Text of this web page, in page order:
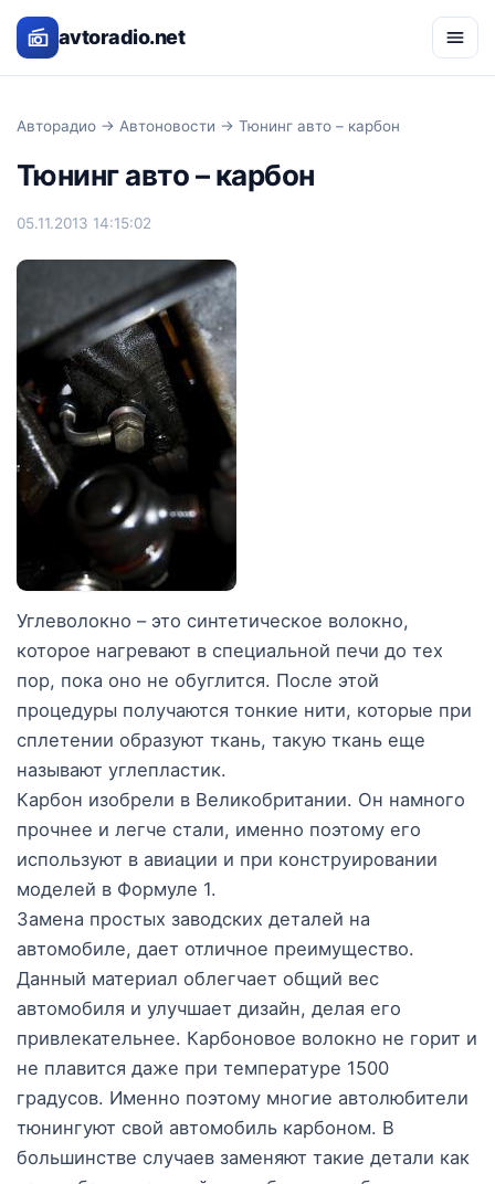
avtoradio.net
Авторадио → Автоновости → Тюнинг авто – карбон
Тюнинг авто – карбон
05.11.2013 14:15:02
Углеволокно – это синтетическое волокно,
которое нагревают в специальной печи до тех
пор, пока оно не обуглится. После этой
процедуры получаются тонкие нити, которые при
сплетении образуют ткань, такую ткань еще
называют углепластик.
Карбон изобрели в Великобритании. Он намного
прочнее и легче стали, именно поэтому его
используют в авиации и при конструировании
моделей в Формуле 1.
Замена простых заводских деталей на
автомобиле, дает отличное преимущество.
Данный материал облегчает общий вес
автомобиля и улучшает дизайн, делая его
привлекательнее. Карбоновое волокно не горит и
не плавится даже при температуре 1500
градусов. Именно поэтому многие автолюбители
тюнингуют свой автомобиль карбоном. В
большинстве случаев заменяют такие детали как